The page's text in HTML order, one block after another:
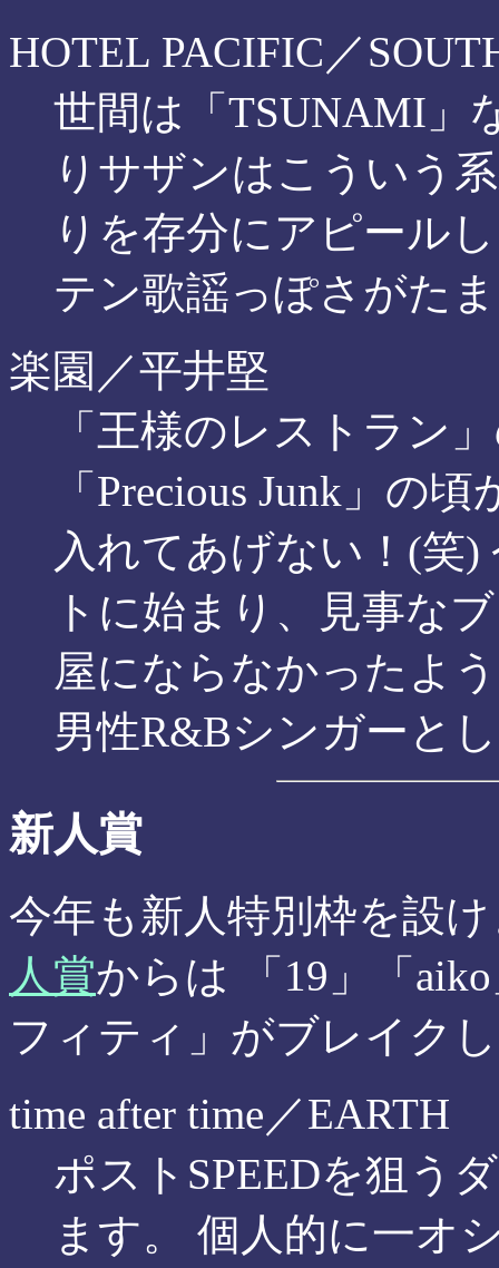
HOTEL PACIFIC／
世間は「TSUNAMI」
りサザンはこういう
りを存分にアピール
テン歌謡っぽさがた
楽園／平井堅
「王様のレストラン
「Precious Junk」の
入れてあげない！(笑
トに始まり、見事な
屋にならなかったよ
男性R&Bシンガーと
新人賞
今年も新人特別枠を設
人賞からは 「19」「
フィティ」がブレイク
time after time／EARTH
ポストSPEEDを狙う
ます。 個人的に一オ